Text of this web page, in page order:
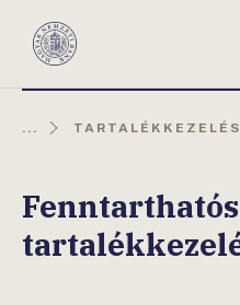
Magyar
... TARTALÉKKEZELÉS